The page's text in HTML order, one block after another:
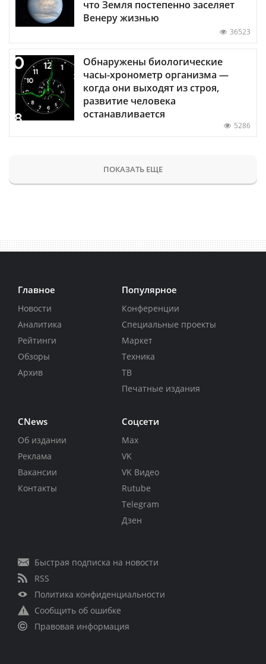
что Земля постепенно заселяет
Венеру жизнью
36523
Обнаружены биологические
часы-хронометр организма —
когда они выходят из строя,
развитие человека
останавливается
5286
ПОКАЗАТЬ ЕЩЕ
Главное
Новости
Аналитика
Рейтинги
Обзоры
Архив
Популярное
Конференции
Специальные проекты
Маркет
Техника
ТВ
Печатные издания
CNews
Об издании
Реклама
Вакансии
Контакты
Соцсети
Max
VK
VK Видео
Rutube
Telegram
Дзен
Быстрая подписка на новости
RSS
Политика конфиденциальности
Сообщить об ошибке
Правовая информация